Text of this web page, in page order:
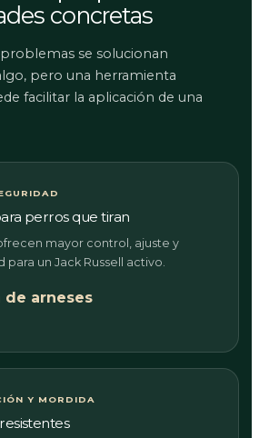
concretas
se solucionan
pero una herramienta
facilitar la aplicación de una
perros que tiran
mayor control, ajuste y
un Jack Russell activo.
de arneses
Y MORDIDA